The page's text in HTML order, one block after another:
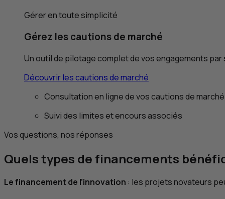
Gérer en toute simplicité
Gérez les cautions de marché
Un outil de pilotage complet de vos engagements par
Découvrir les cautions de marché
Consultation en ligne de vos cautions de
Suivi des limites et encours associés
Vos questions, nos réponses
Quels types de financements
Le financement de l’innovation : les projets novateurs